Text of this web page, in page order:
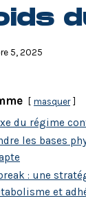
5, 2025
masquer
du régime
les bases
: une
et